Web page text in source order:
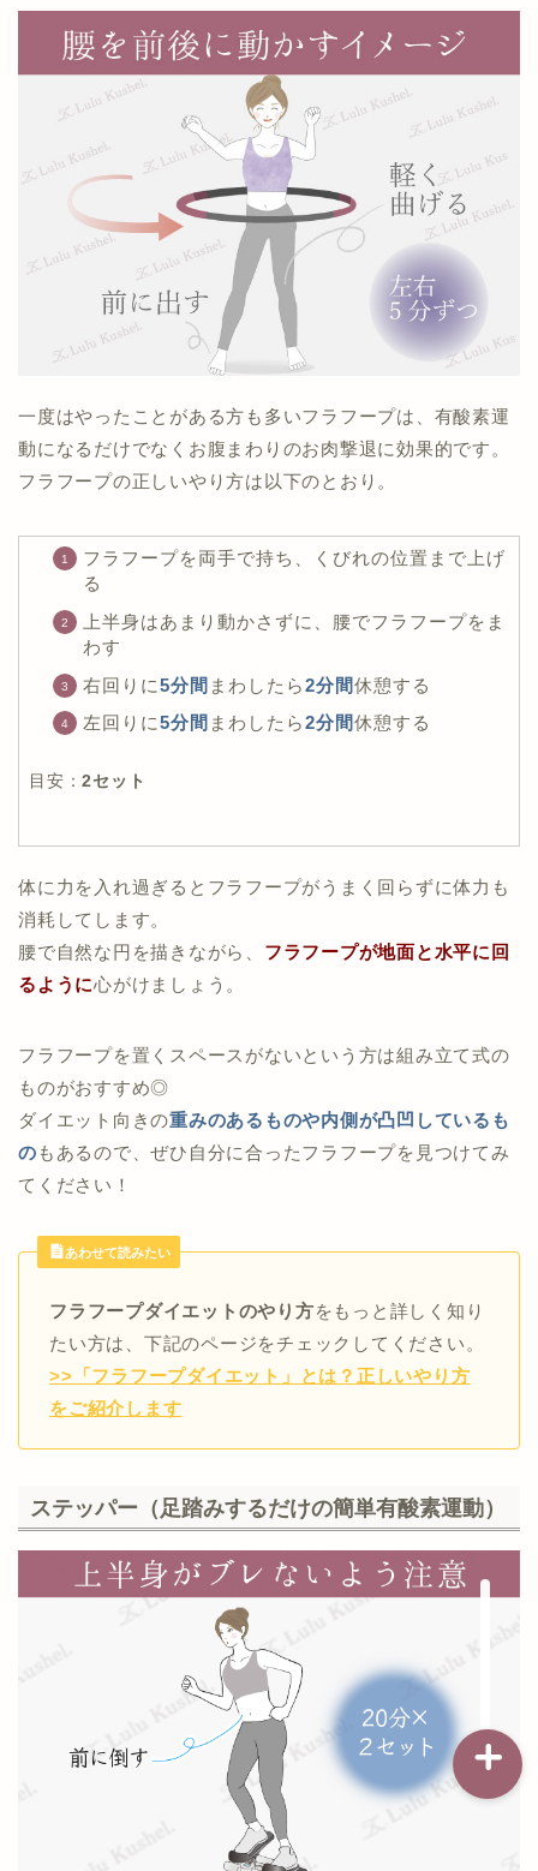
知りたい方は以下記事をチェック！
>>足パカダイエットは足にもお腹にも効く！
やり方と効果を解説
一度はやったことがある方も多いフラフープは、有酸素運
動になるだけでなくお腹まわりのお肉撃退に効果的です。
フラフープの正しいやり方は以下のとおり。
フラフープを両手で持ち、くびれの位置まで上げ
る
上半身はあまり動かさずに、腰でフラフープをま
わす
右回りに5分間 まわしたら2分間休憩する
左回りに5分間 まわしたら2分間休憩する
目安：2セット
体に力を入れ過ぎるとフラフープがうまく回らずに体力も
消耗してします。
腰で自然な円を描きながら、 フラフープが地面と水平に回
るように心がけましょう。
フラフープを置くスペースがないという方は組み立て式の
ものがおすすめ◎
ダイエット向きの重みのあるものや内側が凸凹しているも
の もあるので、ぜひ自分に合ったフラフープを見つけてみ
てください！
あわせて読みたい
フラフープダイエットのやり方をもっと詳しく知り
たい方は、下記のページをチェックしてください。
>>「フラフープダイエット」とは？正しいやり方
をご紹介します
ステッパー（足踏みするだけの簡単有酸素運動）
バストアップ（育乳）
ナイトブラの基礎知識